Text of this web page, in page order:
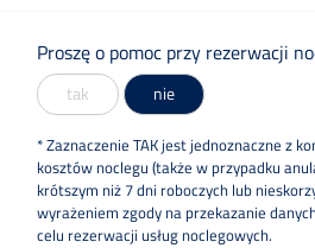
Proszę o pomoc przy rezerwacji
tak nie
* Zaznaczenie TAK jest jednoznaczne z
kosztów noclegu (także w przypadku
krótszym niż 7 dni roboczych lub
wyrażeniem zgody na przekazanie
celu rezerwacji usług noclegowych.